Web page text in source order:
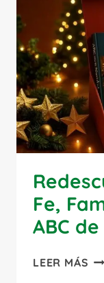
Fe,
ABC
LEER MÁS